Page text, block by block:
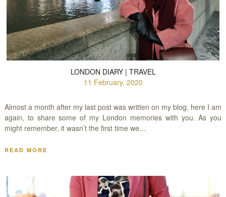
LONDON DIARY | TRAVEL
11 February, 2020
Almost a month after my last post was written on my blog, here I am
again, to share some of my London memories with you. As you
might remember, it wasn’t the first time we…
READ MORE